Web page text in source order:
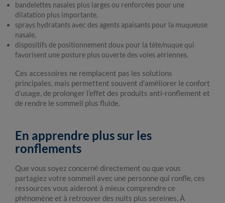
bandelettes nasales plus larges ou renforcées pour une
dilatation plus importante,
sprays hydratants avec des agents apaisants pour la muqueuse
nasale,
dispositifs de positionnement doux pour la tête/nuque qui
favorisent une posture plus ouverte des voies aériennes.
Ces accessoires ne remplacent pas les solutions
principales, mais permettent souvent d’améliorer le confort
d’usage, de prolonger l’effet des produits anti-ronflement et
de rendre le sommeil plus fluide.
En apprendre plus sur les
ronflements
Que vous soyez concerné directement ou que vous
partagiez votre sommeil avec une personne qui ronfle, ces
ressources vous aideront à mieux comprendre ce
phénomène et à retrouver des nuits plus sereines. À